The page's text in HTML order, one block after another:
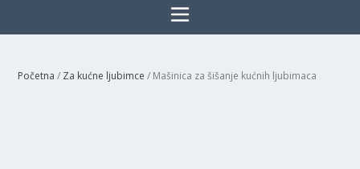
Početna / Za kućne ljubimce / Mašinica za šišanje kućnih ljubimaca